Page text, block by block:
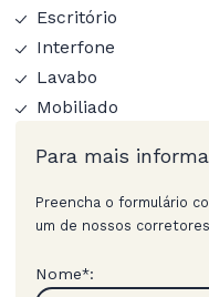
Escritório
Interfone
Lavabo
Mobiliado
Para mais
Preencha o formulário
um de nossos corretores
Nome*: